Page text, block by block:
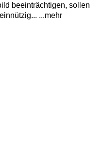
beeinträchtigen, sollen
...mehr